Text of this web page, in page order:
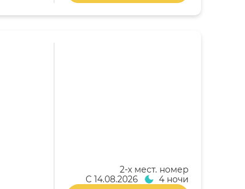
2-x мест. номер
С 14.08.2026 4 ночи